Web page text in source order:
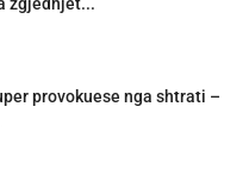
provokuese nga shtrati –